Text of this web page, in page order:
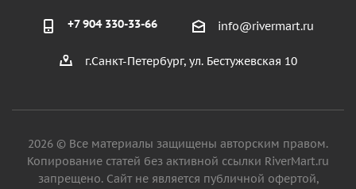
+7 904 330-33-66 info@rivermart.ru
г.Санкт-Петербург, ул. Бестужевская 10
2026 © Все материалы защищены авторским правом.
Копирование статей без активной ссылки RiverMart.ru
запрещено. Сайт не является публичной офертой,